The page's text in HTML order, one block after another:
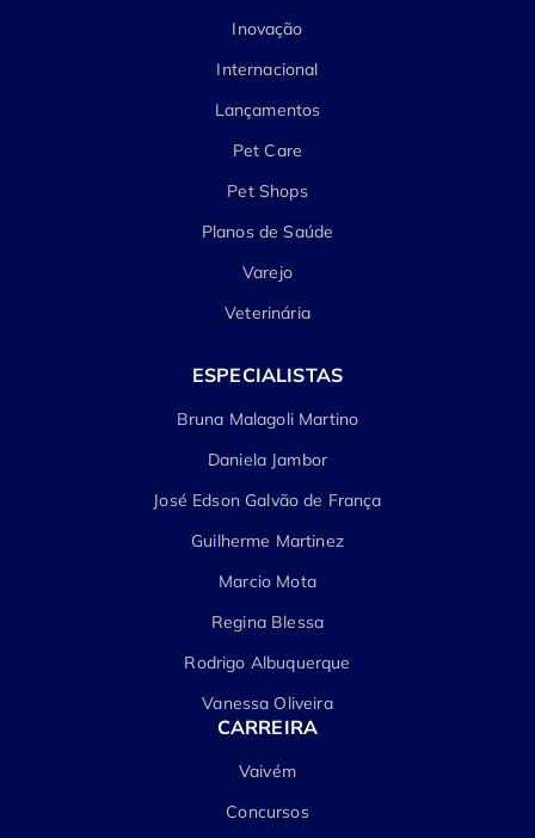
Inovação
Internacional
Lançamentos
Pet Care
Pet Shops
Planos de Saúde
Varejo
Veterinária
ESPECIALISTAS
Bruna Malagoli Martino
Daniela Jambor
José Edson Galvão de França
Guilherme Martinez
Marcio Mota
Regina Blessa
Rodrigo Albuquerque
Vanessa Oliveira
CARREIRA
Vaivém
Concursos